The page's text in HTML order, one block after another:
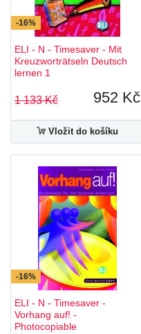
-16%
ELI - N - Timesaver - Mit
Kreuzworträtseln Deutsch
lernen 1
1 133 Kč 952 Kč
Vložit do košíku
-16%
ELI - N - Timesaver -
Vorhang auf! -
Photocopiable